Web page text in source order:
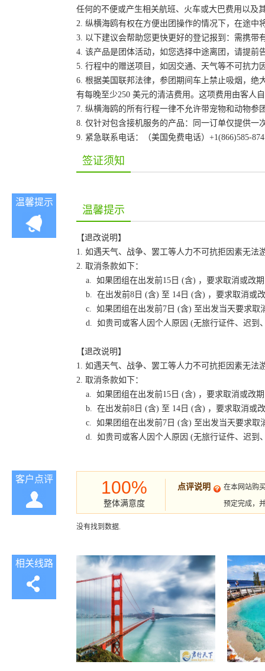
任何的不便或产生相关航班、火车或大巴费用以及
2. 纵横海鸥有权在方便出团操作的情况下，在途
3. 以下建议会帮助您更快更好的登记报到：需携
4. 该产品是团体活动，如您选择中途离团，请提
5. 行程中的赠送项目，如因交通、天气等不可抗
6. 根据美国联邦法律，参团期间车上禁止吸烟，
有每晚至少250 美元的清洁费用。这项费用由客人
7. 纵横海鸥的所有行程一律不允许带宠物和动物参
8. 仅针对包含接机服务的产品：同一订单仅提供
9. 紧急联系电话：（美国免费电话）+1(866)585-
签证须知
温馨提示
温馨提示
【退改说明】
1. 如遇天气、战争、罢工等人力不可抗拒因素无
2. 取消条款如下：
a. 如果团组在出发前15日 (含) ，要求取消或改
b. 在出发前8日 (含) 至 14日 (含) ，要求取消或
c. 如果团组在出发前7日 (含) 至出发当天要求取
d. 如贵司或客人因个人原因 (无旅行证件、迟到
【退改说明】
1. 如遇天气、战争、罢工等人力不可抗拒因素无
2. 取消条款如下：
a. 如果团组在出发前15日 (含) ，要求取消或改
b. 在出发前8日 (含) 至 14日 (含) ，要求取消或
c. 如果团组在出发前7日 (含) 至出发当天要求取
d. 如贵司或客人因个人原因 (无旅行证件、迟到
客户点评 100%
整体满意度
点评说明
在本网站购
预定完成，
没有找到数据.
相关线路